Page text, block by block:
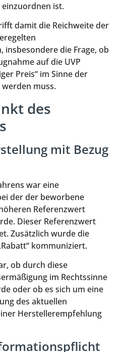
einzuordnen ist.
damit die Reichweite der
die Frage, ob
auf die UVP
Preis“ im Sinne der
muss.
des
mit Bezug
war eine
der der beworbene
Referenzwert
Dieser Referenzwert
Zusätzlich wurde die
kommuniziert.
ob durch diese
im Rechtssinne
oder ob es sich um eine
des aktuellen
Herstellerempfehlung